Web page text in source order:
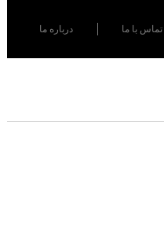
تماس با ما درباره ما